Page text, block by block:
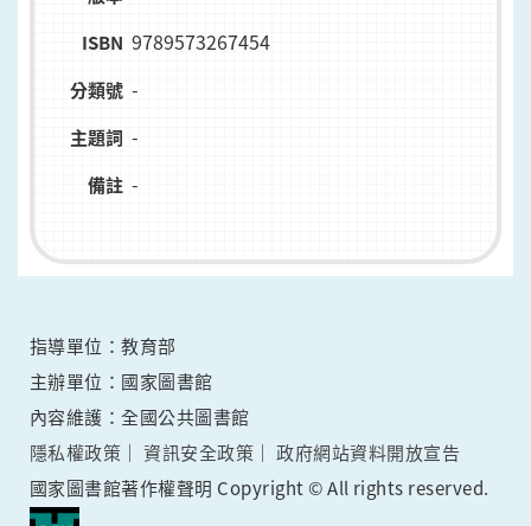
ISBN 9789573267454
分類號 -
主題詞 -
備註 -
指導單位：教育部
主辦單位：國家圖書館
內容維護：全國公共圖書館
隱私權政策
資訊安全政策
政府網站資料開放宣告
國家圖書館著作權聲明 Copyright © All rights reserved.